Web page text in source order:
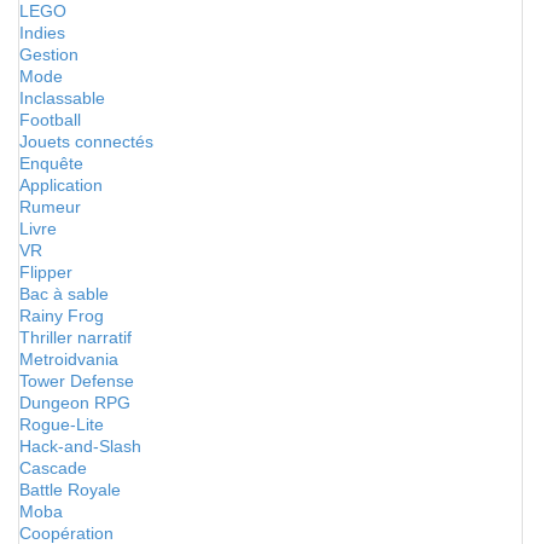
LEGO
Indies
Gestion
Mode
Inclassable
Football
Jouets connectés
Enquête
Application
Rumeur
Livre
VR
Flipper
Bac à sable
Rainy Frog
Thriller narratif
Metroidvania
Tower Defense
Dungeon RPG
Rogue-Lite
Hack-and-Slash
Cascade
Battle Royale
Moba
Coopération